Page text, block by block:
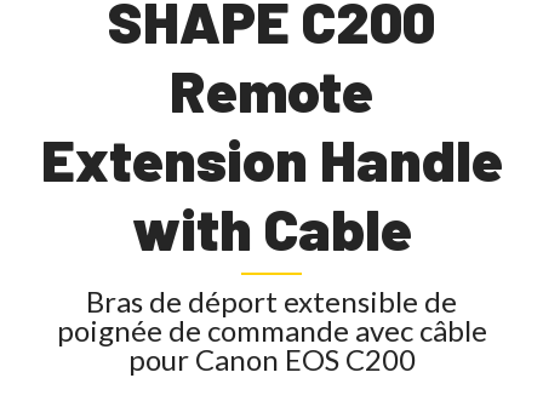
SHAPE C200
Remote
Extension Handle
with Cable
Bras de déport extensible de
poignée de commande avec câble
pour Canon EOS C200